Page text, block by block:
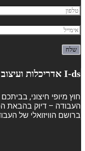
I-ds אדריכלות ועיצוב פנים
חוץ מיופי חיצוני,
העבודה – דיוק בהבאת
ברושם הוויזואלי של